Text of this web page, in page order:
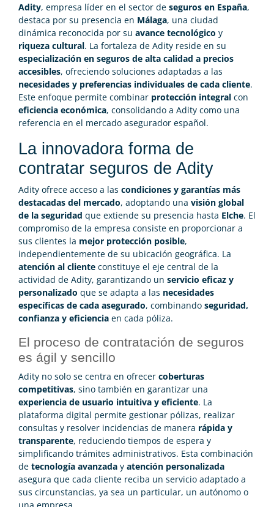
Adity, empresa líder en el sector de seguros en España,
destaca por su presencia en Málaga, una ciudad
dinámica reconocida por su avance tecnológico y
riqueza cultural. La fortaleza de Adity reside en su
especialización en seguros de alta calidad a precios
accesibles, ofreciendo soluciones adaptadas a las
necesidades y preferencias individuales de cada cliente.
Este enfoque permite combinar protección integral con
eficiencia económica, consolidando a Adity como una
referencia en el mercado asegurador español.
La innovadora forma de
contratar seguros de Adity
Adity ofrece acceso a las condiciones y garantías más
destacadas del mercado, adoptando una visión global
de la seguridad que extiende su presencia hasta Elche. El
compromiso de la empresa consiste en proporcionar a
sus clientes la mejor protección posible,
independientemente de su ubicación geográfica. La
atención al cliente constituye el eje central de la
actividad de Adity, garantizando un servicio eficaz y
personalizado que se adapta a las necesidades
específicas de cada asegurado, combinando seguridad,
confianza y eficiencia en cada póliza.
El proceso de contratación de seguros
es ágil y sencillo
Adity no solo se centra en ofrecer coberturas
competitivas, sino también en garantizar una
experiencia de usuario intuitiva y eficiente. La
plataforma digital permite gestionar pólizas, realizar
consultas y resolver incidencias de manera rápida y
transparente, reduciendo tiempos de espera y
simplificando trámites administrativos. Esta combinación
de tecnología avanzada y atención personalizada
asegura que cada cliente reciba un servicio adaptado a
sus circunstancias, ya sea un particular, un autónomo o